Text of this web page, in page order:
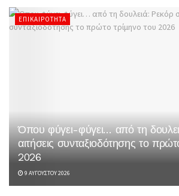
ΕΠΙΚΑΙΡΌΤΗΤΑ
Όπου φύγει-φύγει… από τη
αιτήσεις συνταξιοδότησης το
2026
9 ΑΥΓΟΎΣΤΟΥ 2026